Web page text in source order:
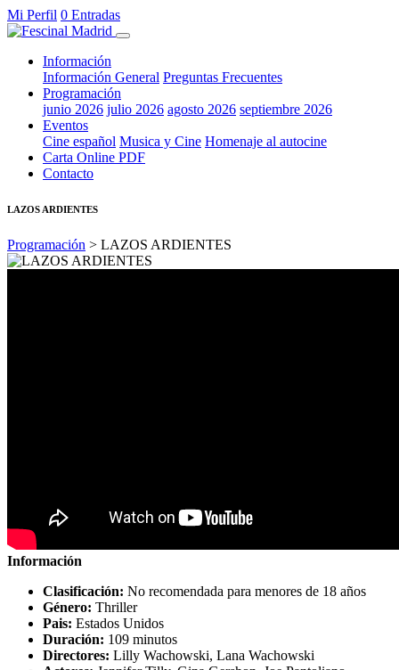
Mi Perfil 0 Entradas
Información
Información General Preguntas Frecuentes
Programación
junio 2026 julio 2026 agosto 2026 septiembre 2026
Eventos
Cine español Musica y Cine Homenaje al autocine
Carta Online PDF
Contacto
LAZOS ARDIENTES
Programación > LAZOS ARDIENTES
Información
Clasificación: No recomendada para menores de 18 años
Género: Thriller
Pais: Estados Unidos
Duración: 109 minutos
Directores: Lilly Wachowski, Lana Wachowski